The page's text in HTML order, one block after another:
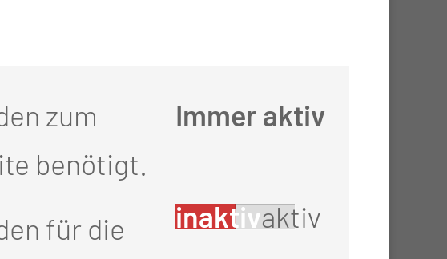
– spätester Termin
zum
benötigt.
Immer aktiv
für die
inaktivaktiv